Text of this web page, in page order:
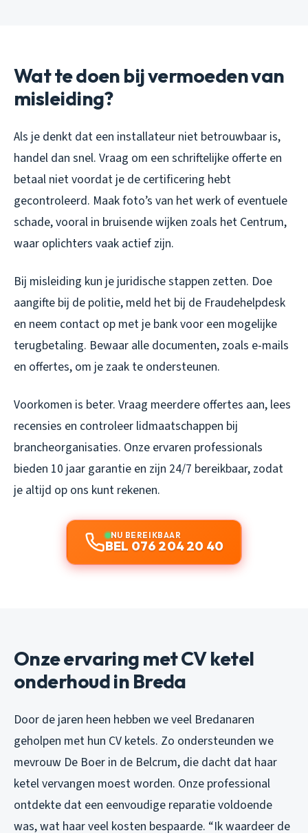
Wat te doen bij vermoeden van
misleiding?
Als je denkt dat een installateur niet betrouwbaar is,
handel dan snel. Vraag om een schriftelijke offerte en
betaal niet voordat je de certificering hebt
gecontroleerd. Maak foto’s van het werk of eventuele
schade, vooral in bruisende wijken zoals het Centrum,
waar oplichters vaak actief zijn.
Bij misleiding kun je juridische stappen zetten. Doe
aangifte bij de politie, meld het bij de Fraudehelpdesk
en neem contact op met je bank voor een mogelijke
terugbetaling. Bewaar alle documenten, zoals e-mails
en offertes, om je zaak te ondersteunen.
Voorkomen is beter. Vraag meerdere offertes aan, lees
recensies en controleer lidmaatschappen bij
brancheorganisaties. Onze ervaren professionals
bieden 10 jaar garantie en zijn 24/7 bereikbaar, zodat
je altijd op ons kunt rekenen.
NU BEREIKBAAR
BEL 076 204 20 40
Onze ervaring met CV ketel
onderhoud in Breda
Door de jaren heen hebben we veel Bredanaren
geholpen met hun CV ketels. Zo ondersteunden we
mevrouw De Boer in de Belcrum, die dacht dat haar
ketel vervangen moest worden. Onze professional
ontdekte dat een eenvoudige reparatie voldoende
was, wat haar veel kosten bespaarde. “Ik waardeer de